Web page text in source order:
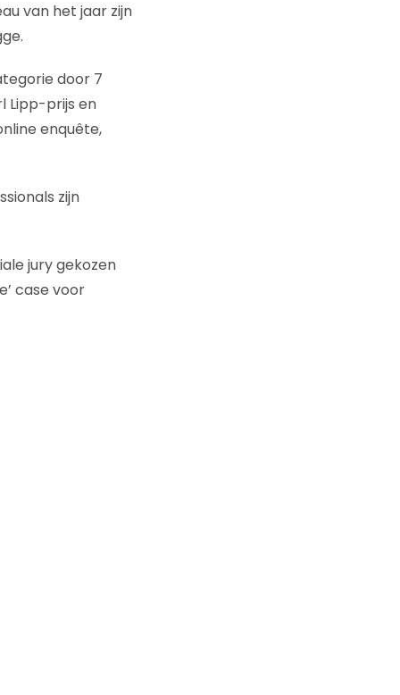
van het jaar zijn
door 7
Lipp-prijs en
enquête,
zijn
jury gekozen
case voor